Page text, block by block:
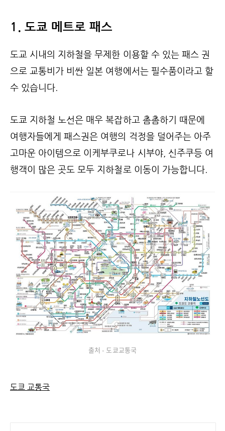
1. 도쿄 메트로 패스
도교 시내의 지하철을 무제한 이용할 수 있는 패스 권
으로 교통비가 비싼 일본 여행에서는 필수품이라고 할
수 있습니다.
도쿄 지하철 노선은 매우 복잡하고 촘촘하기 때문에
여행자들에게 패스권은 여행의 걱정을 덜어주는 아주
고마운 아이템으로 이케부쿠로나 시부야, 신주쿠등 여
행객이 많은 곳도 모두 지하철로 이동이 가능합니다.
출처 - 도쿄교통국
도쿄 교통국